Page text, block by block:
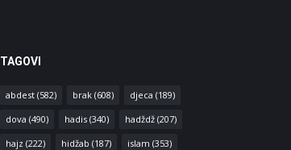
TAGOVI
abdest(582) brak(608) djeca (189)
dova (490) hadis(340) hadždž(207)
hajz (222) hidžab (187) islam (353)